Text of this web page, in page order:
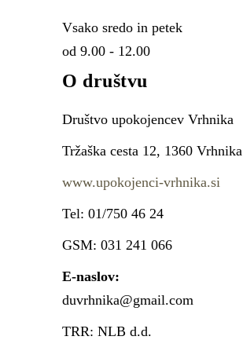
Vsako sredo in petek
od 9.00 - 12.00
O društvu
Društvo upokojencev Vrhnika
Tržaška cesta 12, 1360 Vrhnika
www.upokojenci-vrhnika.si
Tel: 01/750 46 24
GSM: 031 241 066
E-naslov:
duvrhnika@gmail.com
TRR: NLB d.d.